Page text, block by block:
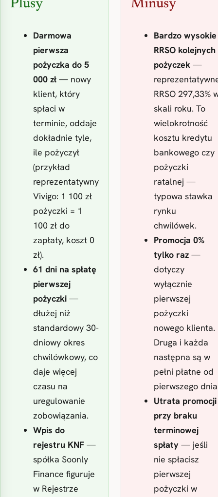
Plusy
Darmowa
pierwsza
pożyczka do 5
000 zł — nowy
klient, który
spłaci w
terminie, oddaje
dokładnie tyle,
ile pożyczył
(przykład
reprezentatywny
Vivigo: 1 100 zł
pożyczki = 1
100 zł do
zapłaty, koszt 0
zł).
61 dni na spłatę
pierwszej
pożyczki —
dłużej niż
standardowy 30-
dniowy okres
chwilówkowy, co
daje więcej
czasu na
uregulowanie
zobowiązania.
Wpis do
rejestru KNF —
spółka Soonly
Finance figuruje
w Rejestrze
Minusy
Bardzo wysokie
RRSO kolejnych
pożyczek —
RRSO 297,33%
skali roku. To
wielokrotność
kosztu kredytu
bankowego czy
pożyczki
ratalnej —
typowa stawka
rynku
chwilówek.
Promocja 0%
tylko raz —
dotyczy
wyłącznie
pierwszej
pożyczki
nowego klienta.
Druga i każda
następna są w
pełni płatne od
pierwszego
Utrata promocji
przy braku
terminowej
spłaty — jeśli
nie spłacisz
pierwszej
pożyczki w